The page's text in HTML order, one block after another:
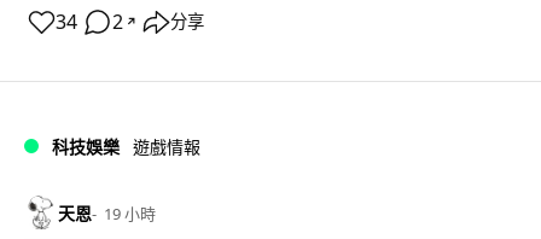
34 2 ↗ 分享
科技娛樂 遊戲情報
天恩 19 小時